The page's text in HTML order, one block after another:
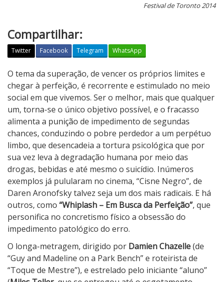
Festival de Toronto 2014
Compartilhar:
Twitter Facebook Telegram WhatsApp
W
h
i
p
l
a
s
h
–
E
m
B
u
s
a
a
O tema da superação, de vencer os próprios limites e
chegar à perfeição, é recorrente e estimulado no meio
social em que vivemos. Ser o melhor, mais que qualquer
um, torna-se o único objetivo possível, e o fracasso
alimenta a punição de impedimento de segundas
chances, conduzindo o pobre perdedor a um perpétuo
limbo, que desencadeia a tortura psicológica que por
sua vez leva à degradação humana por meio das
drogas, bebidas e até mesmo o suicídio. Inúmeros
exemplos já pulularam no cinema, “Cisne Negro”, de
Daren Aronofsky talvez seja um dos mais radicais. E há
outros, como “Whiplash – Em Busca da Perfeição”, que
personifica no concretismo físico a obsessão do
impedimento patológico do erro.
O longa-metragem, dirigido por Damien Chazelle(de
“Guy and Madeline on a Park Bench” e roteirista de
“Toque de Mestre”), e estrelado pelo iniciante “aluno”